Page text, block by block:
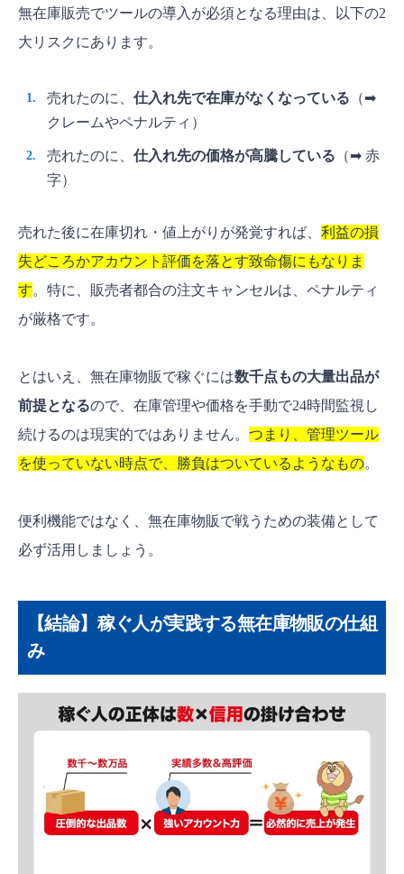
無在庫販売でツールの導入が必須となる理由は、以下の2
大リスクにあります。
売れたのに、 仕入れ先で在庫がなくなっている （➡
クレームやペナルティ）
売れたのに、 仕入れ先の価格が高騰している （➡ 赤
字）
売れた後に在庫切れ・値上がりが発覚すれば、 利益の損
失どころかアカウント評価を落とす致命傷にもなりま
す。特に、販売者都合の注文キャンセルは、ペナルティ
が厳格です。
とはいえ、無在庫物販で稼ぐには数千点もの大量出品が
前提となるので、在庫管理や価格を手動で24時間監視し
続けるのは現実的ではありません。 つまり、管理ツール
を使っていない時点で、勝負はついているようなもの。
便利機能ではなく、無在庫物販で戦うための装備として
必ず活用しましょう。
【結論】稼ぐ人が実践する無在庫物販の仕組
み